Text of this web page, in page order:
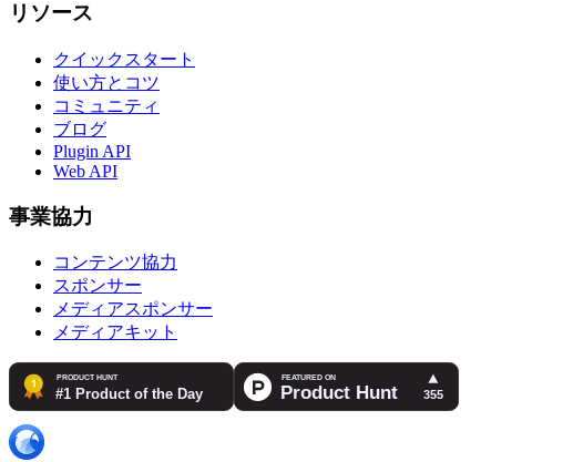
リソース
クイックスタート
使い方とコツ
コミュニティ
ブログ
Plugin API
Web API
事業協力
コンテンツ協力
スポンサー
メディアスポンサー
メディアキット